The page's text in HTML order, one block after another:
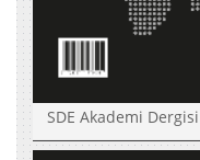
SDE Akademi